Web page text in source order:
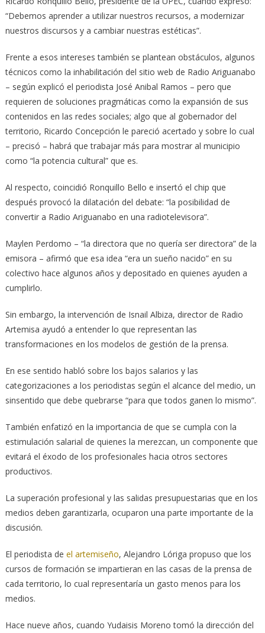
“Debemos aprender a utilizar nuestros recursos, a modernizar
nuestros discursos y a cambiar nuestras estéticas”.
Frente a esos intereses también se plantean obstáculos, algunos
técnicos como la inhabilitación del sitio web de Radio Ariguanabo
– según explicó el periodista José Anibal Ramos – pero que
requieren de soluciones pragmáticas como la expansión de sus
contenidos en las redes sociales; algo que al gobernador del
territorio, Ricardo Concepción le pareció acertado y sobre lo cual
– precisó – habrá que trabajar más para mostrar al municipio
como “la potencia cultural” que es.
Al respecto, coincidió Ronquillo Bello e insertó el chip que
después provocó la dilatación del debate: “la posibilidad de
convertir a Radio Ariguanabo en una radiotelevisora”.
Maylen Perdomo – “la directora que no quería ser directora” de la
emisora – afirmó que esa idea “era un sueño nacido” en su
colectivo hace algunos años y depositado en quienes ayuden a
cumplirlo.
Sin embargo, la intervención de Isnail Albiza, director de Radio
Artemisa ayudó a entender lo que representan las
transformaciones en los modelos de gestión de la prensa.
En ese sentido habló sobre los bajos salarios y las
categorizaciones a los periodistas según el alcance del medio, un
sinsentido que debe quebrarse “para que todos ganen lo mismo”.
También enfatizó en la importancia de que se cumpla con la
estimulación salarial de quienes la merezcan, un componente que
evitará el éxodo de los profesionales hacia otros sectores
productivos.
La superación profesional y las salidas presupuestarias que en los
medios deben garantizarla, ocuparon una parte importante de la
discusión.
El periodista de el artemiseño, Alejandro Lóriga propuso que los
cursos de formación se impartieran en las casas de la prensa de
cada territorio, lo cual representaría un gasto menos para los
medios.
Hace nueve años, cuando Yudaisis Moreno tomó la dirección del